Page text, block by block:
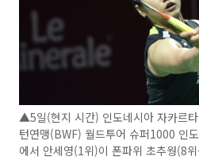
▲5일(현지 시간) 인도네시아 자카르
턴연맹(BWF) 월드투어 슈퍼1000 인
에서 안세영(1위)이 폰파위 초추웡(8